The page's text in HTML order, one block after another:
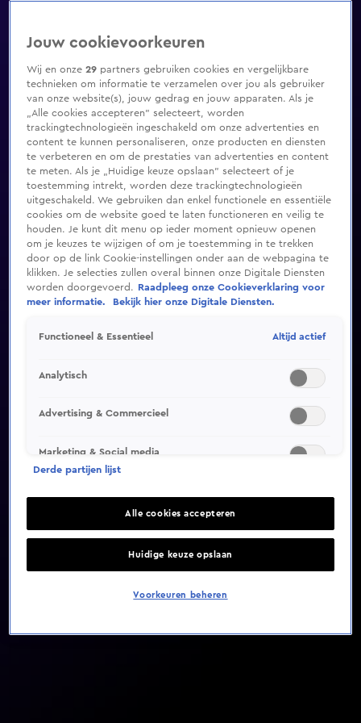
Video helaas niet gevonden
Jouw cookievoorkeuren
Wij en onze29 partners gebruiken cookies en vergelijkbare
technieken om informatie te verzamelen over jou als gebruiker
van onze website(s), jouw gedrag en jouw apparaten. Als je
„Alle cookies accepteren” selecteert, worden
trackingtechnologieën ingeschakeld om onze advertenties en
content te kunnen personaliseren, onze producten en diensten
te verbeteren en om de prestaties van advertenties en content
te meten. Als je „Huidige keuze opslaan” selecteert of je
toestemming intrekt, worden deze trackingtechnologieën
uitgeschakeld. We gebruiken dan enkel functionele en essentiële
cookies om de website goed te laten functioneren en veilig te
houden. Je kunt dit menu op ieder moment opnieuw openen
om je keuzes te wijzigen of om je toestemming in te trekken
door op de link Cookie-instellingen onder aan de webpagina te
klikken. Je selecties zullen overal binnen onze Digitale Diensten
worden doorgevoerd.
Raadpleeg onze Cookieverklaring voor
meer informatie.
Bekijk hier onze Digitale Diensten.
Functioneel & Essentieel Altijd actief
Analytisch
Advertising & Commercieel
Marketing & Social media
Derde partijen lijst
Alle cookies accepteren
Huidige keuze opslaan
Voorkeuren beheren